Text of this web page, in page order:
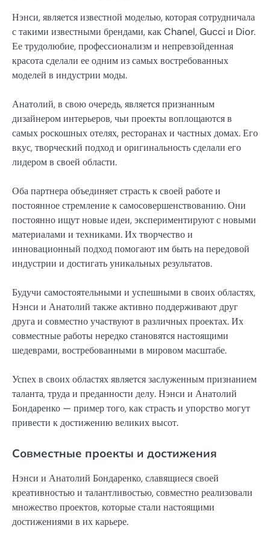
Нэнси, является известной моделью, которая сотрудничала
с такими известными брендами, как Chanel, Gucci и Dior.
Ее трудолюбие, профессионализм и непревзойденная
красота сделали ее одним из самых востребованных
моделей в индустрии моды.
Анатолий, в свою очередь, является признанным
дизайнером интерьеров, чьи проекты воплощаются в
самых роскошных отелях, ресторанах и частных домах. Его
вкус, творческий подход и оригинальность сделали его
лидером в своей области.
Оба партнера объединяет страсть к своей работе и
постоянное стремление к самосовершенствованию. Они
постоянно ищут новые идеи, экспериментируют с новыми
материалами и техниками. Их творчество и
инновационный подход помогают им быть на передовой
индустрии и достигать уникальных результатов.
Будучи самостоятельными и успешными в своих областях,
Нэнси и Анатолий также активно поддерживают друг
друга и совместно участвуют в различных проектах. Их
совместные работы нередко становятся настоящими
шедеврами, востребованными в мировом масштабе.
Успех в своих областях является заслуженным признанием
таланта, труда и преданности делу. Нэнси и Анатолий
Бондаренко — пример того, как страсть и упорство могут
привести к достижению великих высот.
Совместные проекты и достижения
Нэнси и Анатолий Бондаренко, славящиеся своей
креативностью и талантливостью, совместно реализовали
множество проектов, которые стали настоящими
достижениями в их карьере.